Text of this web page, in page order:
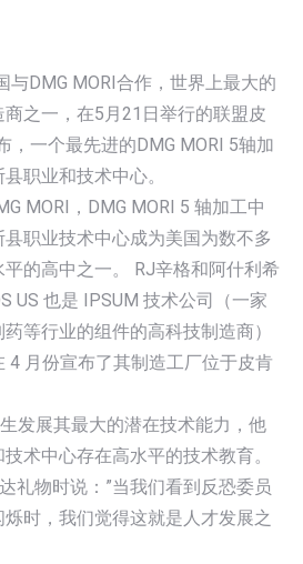
与DMG MORI合作，世界上最大的
之一，在5月21日举行的联盟皮
，一个最先进的DMG MORI 5轴加
职业和技术中心。
MORI，DMG MORI 5 轴加工中
职业技术中心成为美国为数不多
的高中之一。 RJ辛格和阿什利希
US 也是 IPSUM 技术公司（一家
等行业的组件的高科技制造商）
4 月份宣布了其制造工厂位于皮肯
发展其最大的潜在技术能力，他
术中心存在高水平的技术教育。
礼物时说：”当我们看到反恐委员
时，我们觉得这就是人才发展之